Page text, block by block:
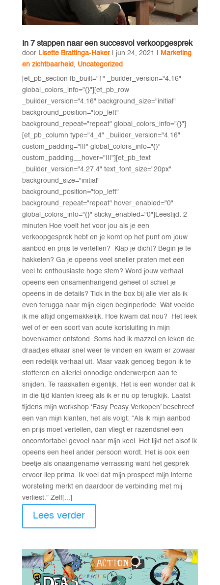
In 7 stappen naar een succesvol verkoopgesprek
door Lisette Brattinga-Haker| jun 24, 2021
Marketing
en zichtbaarheid , Uncategorized
[et_pb_section fb_built="1" _builder_version="4.16"
global_colors_info="{}"][et_pb_row
_builder_version="4.16" background_size="initial"
background_position="top_left"
background_repeat="repeat" global_colors_info="{}"]
[et_pb_column type="4_4" _builder_version="4.16"
custom_padding="|||" global_colors_info="{}"
custom_padding__hover="|||"][et_pb_text
_builder_version="4.27.4" text_font_size="20px"
background_size="initial"
background_position="top_left"
background_repeat="repeat" hover_enabled="0"
global_colors_info="{}" sticky_enabled="0"]Leestijd: 2
minuten Hoe voelt het voor jou als je een
verkoopgesprek hebt en je komt op het punt om jouw
aanbod en prijs te vertellen? Klap je dicht? Begin je te
hakkelen? Ga je opeens veel sneller praten met een
veel te enthousiaste hoge stem? Word jouw verhaal
opeens een onsamenhangend geheel of schiet je
opeens in de details? Tick in the box bij alle vier als ik
even terugga naar mijn eigen beginperiode. Wat voelde
ik me altijd ongemakkelijk. Hoe kwam dat nou? Het leek
wel of er een soort van acute kortsluiting in mijn
bovenkamer ontstond. Soms had ik mazzel en leken de
draadjes elkaar snel weer te vinden en kwam er zowaar
een redelijk verhaal uit. Maar vaak genoeg begon ik te
stotteren en allerlei onnodige onderwerpen aan te
snijden. Te raaskallen eigenlijk. Het is een wonder dat ik
in die tijd klanten kreeg als ik er nu op terugkijk. Laatst
tijdens mijn workshop ‘Easy Peasy Verkopen’ beschreef
een van mijn klanten, het als volgt: “Als ik mijn aanbod
en prijs moet vertellen, dan vliegt er razendsnel een
oncomfortabel gevoel naar mijn keel. Het lijkt net alsof ik
opeens een heel ander persoon wordt. Het is ook een
beetje als onaangename verrassing want het gesprek
ervoor liep prima. Ik voel dat mijn prospect mijn interne
worsteling merkt en daardoor de verbinding met mij
verliest.” Zelf[...]
Lees verder